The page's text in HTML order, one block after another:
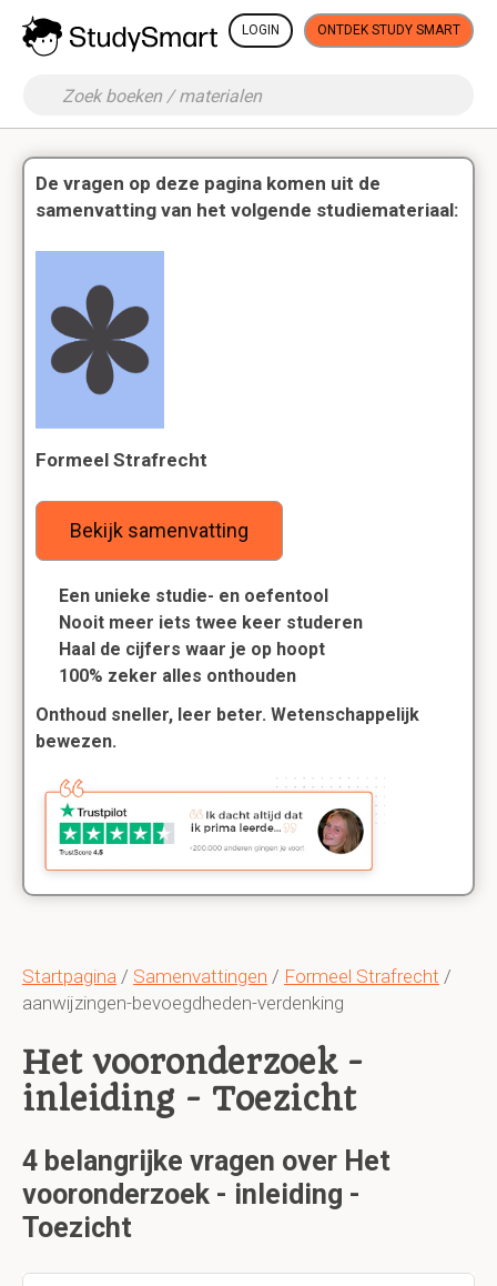
LOGIN ONTDEK STUDY SMART
Startpagina / Samenvattingen / Formeel Strafrecht /
aanwijzingen-bevoegdheden-verdenking
Het vooronderzoek -
inleiding - Toezicht
4 belangrijke vragen over Het
vooronderzoek - inleiding -
Toezicht
De vragen op deze pagina komen uit de
samenvatting van het volgende studiemateriaal:
Formeel Strafrecht
Bekijk samenvatting
Een unieke studie- en oefentool
Nooit meer iets twee keer studeren
Haal de cijfers waar je op hoopt
100% zeker alles onthouden
Onthoud sneller, leer beter. Wetenschappelijk
bewezen.